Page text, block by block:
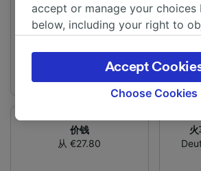
频率
每天有19趟列车
价钱
从 €27.80
accept or manage your choices
below, including your right to
the privacy policy page. These
signaled to our partners and
browsing data. Your data will
track you.
We and our partners process
Choose Cookies
Accept